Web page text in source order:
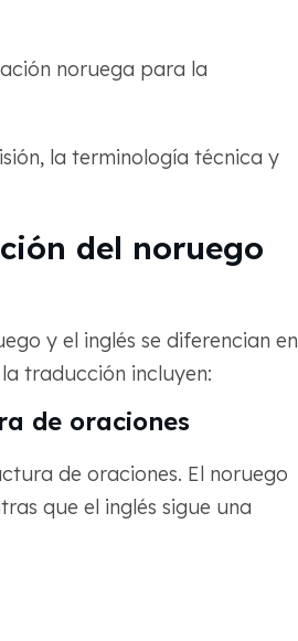
noruega para la
la terminología técnica y
del noruego
y el inglés se diferencian en
traducción incluyen:
de oraciones
de oraciones. El noruego
que el inglés sigue una